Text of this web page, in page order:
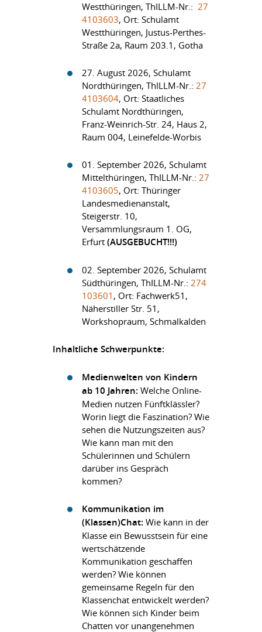
Westthüringen, ThILLM-Nr.: 27
4103603, Ort: Schulamt
Westthüringen, Justus-Perthes-
Straße 2a, Raum 203.1, Gotha
27. August 2026, Schulamt
Nordthüringen, ThILLM-Nr.: 27
4103604, Ort: Staatliches
Schulamt Nordthüringen,
Franz-Weinrich-Str. 24, Haus 2,
Raum 004, Leinefelde-Worbis
01. September 2026, Schulamt
Mittelthüringen, ThILLM-Nr.: 27
4103605, Ort: Thüringer
Landesmedienanstalt,
Steigerstr. 10,
Versammlungsraum 1. OG,
Erfurt (AUSGEBUCHT!!!)
02. September 2026, Schulamt
Südthüringen, ThILLM-Nr.: 274
103601 , Ort: Fachwerk51,
Näherstiller Str. 51,
Workshopraum, Schmalkalden
Inhaltliche Schwerpunkte:
Medienwelten von Kindern
ab 10 Jahren: Welche Online-
Medien nutzen Fünftklässler?
Worin liegt die Faszination? Wie
sehen die Nutzungszeiten aus?
Wie kann man mit den
Schülerinnen und Schülern
darüber ins Gespräch
kommen?
Kommunikation im
(Klassen)Chat: Wie kann in der
Klasse ein Bewusstsein für eine
wertschätzende
Kommunikation geschaffen
werden? Wie können
gemeinsame Regeln für den
Klassenchat entwickelt werden?
Wie können sich Kinder beim
Chatten vor unangenehmen